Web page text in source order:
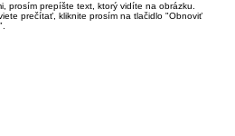
prosím prepíšte text, ktorý vidíte na obrázku.
prečítať, kliknite prosím na tlačidlo "Obnoviť